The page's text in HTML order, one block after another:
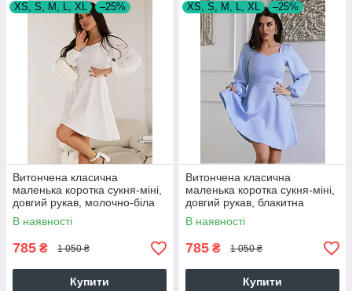
XS, S, M, L, XL –25%
Витончена класична
маленька коротка сукня-міні,
довгий рукав, молочно-біла
В наявності
785 ₴ 1 050 ₴
Купити
XS, S, M, L, XL –25%
Витончена класична
маленька коротка сукня-міні,
довгий рукав, блакитна
В наявності
785 ₴ 1 050 ₴
Купити